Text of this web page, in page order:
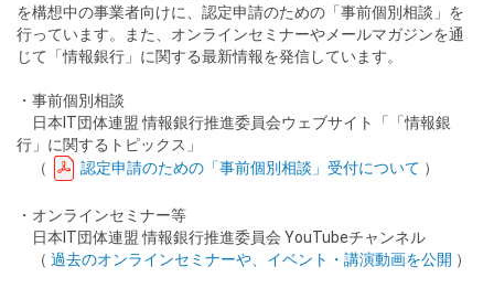
を構想中の事業者向けに、認定申請のための「事前個別相談」を
行っています。また、オンラインセミナーやメールマガジンを通
じて「情報銀行」に関する最新情報を発信しています。
・事前個別相談
日本IT団体連盟 情報銀行推進委員会ウェブサイト「「情報銀
行」に関するトピックス」
（
認定申請のための「事前個別相談」受付について ）
・オンラインセミナー等
日本IT団体連盟 情報銀行推進委員会 YouTubeチャンネル
（ 過去のオンラインセミナーや、イベント・講演動画を公開 ）